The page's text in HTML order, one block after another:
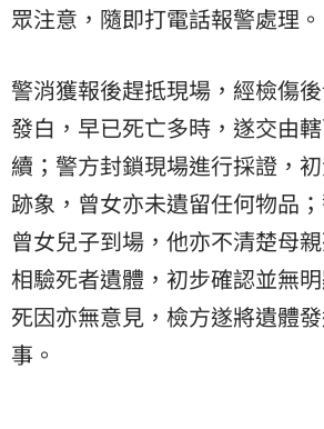
眾注意，隨即打電話報警處理。
警消獲報後趕抵現場，經檢傷
發白，早已死亡多時，遂交由
續；警方封鎖現場進行採證，
跡象，曾女亦未遺留任何物品
曾女兒子到場，他亦不清楚母
相驗死者遺體，初步確認並無
死因亦無意見，檢方遂將遺體
事。